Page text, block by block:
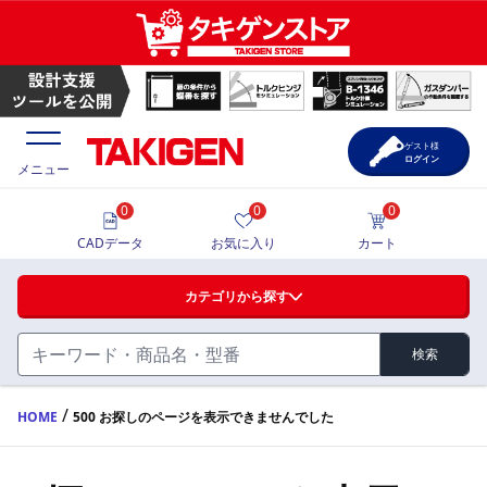
ハンドル・取手・つまみ・周辺機器
FA・A
蝶番・ステー・周辺機器
価格一覧
製品カタログ
メニュー
カテゴリから探す
検索
0
CADデータ
0
お気に入り
0
カート
ゲスト様
ログイン
HOME / 500 お探しのページを表示できませんでした